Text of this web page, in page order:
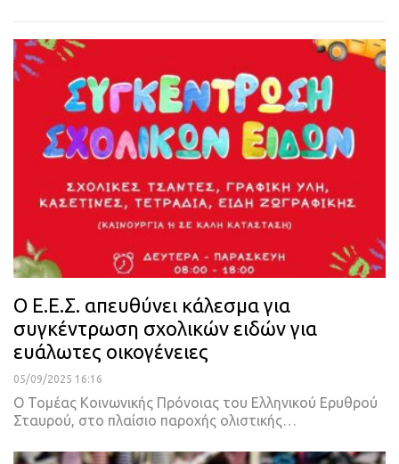
Ο Ε.E.Σ. απευθύνει κάλεσμα για
συγκέντρωση σχολικών ειδών για
ευάλωτες οικογένειες
05/09/2025 16:16
Ο Τομέας Κοινωνικής Πρόνοιας του Ελληνικού Ερυθρού
Σταυρού, στο πλαίσιο παροχής ολιστικής…